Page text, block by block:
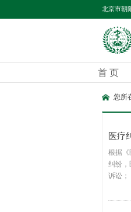
北京市朝
首 页
您所
医疗
根据《
纠纷，
诉讼；